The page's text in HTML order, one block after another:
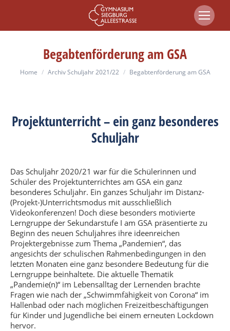
Begabtenförderung am GSA
You are here:
Home Archiv Schuljahr 2021/22 Begabtenförderung am GSA
Projektunterricht – ein ganz besonderes
Schuljahr
Das Schuljahr 2020/21 war für die Schülerinnen und
Schüler des Projektunterrichtes am GSA ein ganz
besonderes Schuljahr. Ein ganzes Schuljahr im Distanz-
(Projekt-)Unterrichtsmodus mit ausschließlich
Videokonferenzen! Doch diese besonders motivierte
Lerngruppe der Sekundarstufe I am GSA präsentierte zu
Beginn des neuen Schuljahres ihre ideenreichen
Projektergebnisse zum Thema „Pandemien“, das
angesichts der schulischen Rahmenbedingungen in den
letzten Monaten eine ganz besondere Bedeutung für die
Lerngruppe beinhaltete. Die aktuelle Thematik
„Pandemie(n)“ im Lebensalltag der Lernenden brachte
Fragen wie nach der „Schwimmfähigkeit von Corona“ im
Hallenbad oder nach möglichen Freizeitbeschäftigungen
für Kinder und Jugendliche bei einem erneuten Lockdown
hervor.